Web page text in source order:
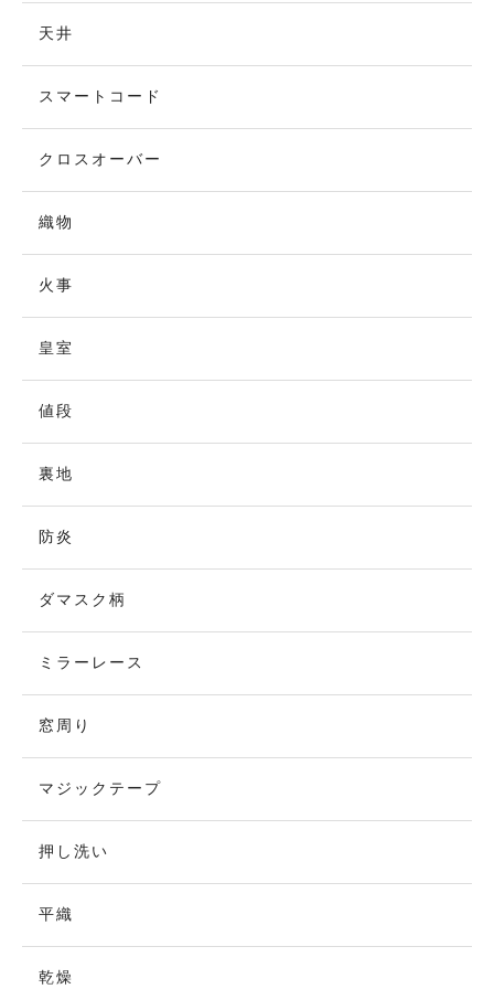
天井
スマートコード
クロスオーバー
織物
火事
皇室
値段
裏地
防炎
ダマスク柄
ミラーレース
窓周り
マジックテープ
押し洗い
平織
乾燥